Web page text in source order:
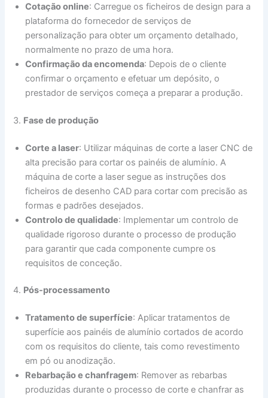
Cotação online: Carregue os ficheiros de design para a
plataforma do fornecedor de serviços de
personalização para obter um orçamento detalhado,
normalmente no prazo de uma hora.
Confirmação da encomenda: Depois de o cliente
confirmar o orçamento e efetuar um depósito, o
prestador de serviços começa a preparar a produção.
3. Fase de produção
Corte a laser: Utilizar máquinas de corte a laser CNC de
alta precisão para cortar os painéis de alumínio. A
máquina de corte a laser segue as instruções dos
ficheiros de desenho CAD para cortar com precisão as
formas e padrões desejados.
Controlo de qualidade: Implementar um controlo de
qualidade rigoroso durante o processo de produção
para garantir que cada componente cumpre os
requisitos de conceção.
4. Pós-processamento
Tratamento de superfície: Aplicar tratamentos de
superfície aos painéis de alumínio cortados de acordo
com os requisitos do cliente, tais como revestimento
em pó ou anodização.
Rebarbação e chanfragem: Remover as rebarbas
produzidas durante o processo de corte e chanfrar as